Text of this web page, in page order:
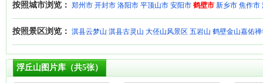
按照城市浏览： 郑州市 开封市 洛阳市 平顶山市 安阳市 鹤壁市 新乡市 焦作市
按照景区浏览： 淇县云梦山 淇县古灵山 大伾山风景区 五岩山 鹤壁金山嘉佑
浮丘山图片库（共5张）